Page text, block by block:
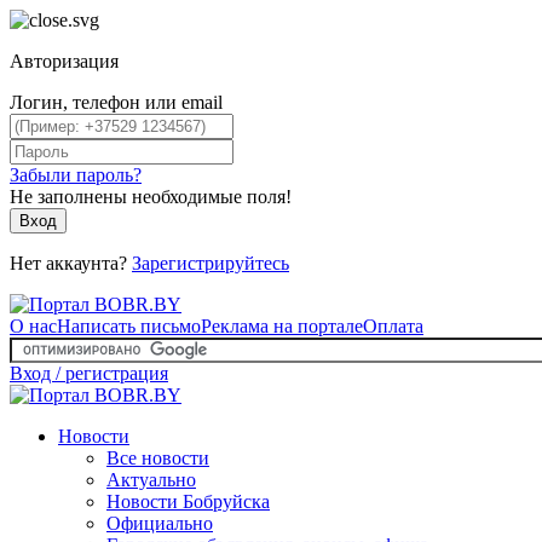
Авторизация
Логин, телефон или email
Забыли пароль?
Не заполнены необходимые поля!
Вход
Нет аккаунта? Зарегистрируйтесь
О насНаписать письмоРеклама на порталеОплата
Вход / регистрация
Новости
Все новости
Актуально
Новости Бобруйска
Официально